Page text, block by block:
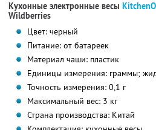
Кухонные электронные весы
Wildberries
Цвет: черный
Питание: от батареек
Материал чаши: пластик
Единицы измерения: граммы;
Точность измерения: 0,1 г
Максимальный вес: 3 кг
Страна производства: Китай